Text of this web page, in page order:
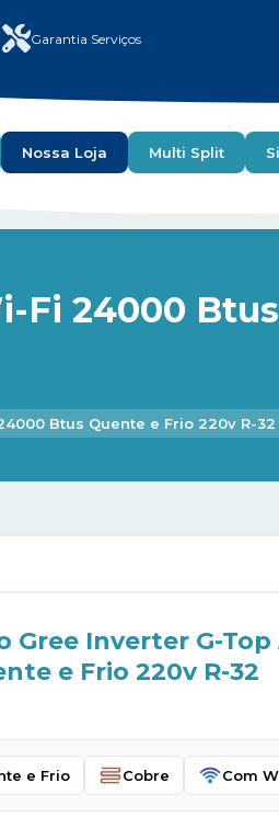
Garantia Serviços
Nossa Loja Multi Split
Fi 24000
Btus Quente e Frio 220v R-32
Gree Inverter G-
e Frio 220v R-32
e Frio Cobre Com